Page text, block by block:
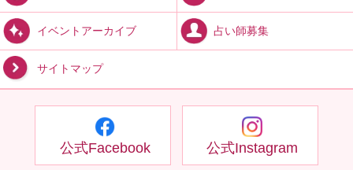
イベントアーカイブ 占い師募集
サイトマップ
公式Facebook 公式Instagram